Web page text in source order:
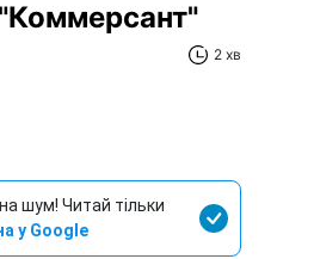
2 хв
шум! Читай тільки
у Google